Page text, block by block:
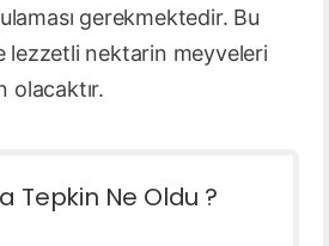
gerekmektedir. Bu
lezzetli nektarin meyveleri
olacaktır.
Tepkin Ne Oldu ?